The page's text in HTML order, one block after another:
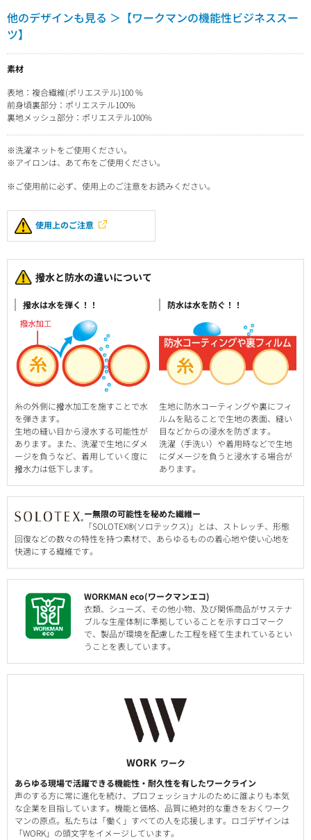
他のデザインも見る ＞【ワークマンの機能性ビジネススー
ツ】
素材
表地：複合繊維(ポリエステル)100 %
前身頃裏部分：ポリエステル100%
裏地メッシュ部分：ポリエステル100%
※洗濯ネットをご使用ください。
※アイロンは、あて布をご使用ください。
※ご使用前に必ず、使用上のご注意をお読みください。
使用上のご注意
撥水と防水の違いについて
撥水は水を弾く！！
糸の外側に撥水加工を施すことで水
を弾きます。
生地の縫い目から浸水する可能性が
あります。また、洗濯で生地にダメ
ージを負うなど、着用していく度に
撥水力は低下します。
防水は水を防ぐ！！
生地に防水コーティングや裏にフィ
ルムを貼ることで生地の表面、縫い
目などからの浸水を防ぎます。
洗濯（手洗い）や着用時などで生地
にダメージを負うと浸水する場合が
あります。
ー無限の可能性を秘めた繊維ー
「SOLOTEX®(ソロテックス)」とは、ストレッチ、形態
回復などの数々の特性を持つ素材で、あらゆるものの着心地や使い心地を
快適にする繊維です。
WORKMAN eco(ワークマンエコ)
衣類、シューズ、その他小物、及び関係商品がサステナ
ブルな生産体制に準拠していることを示すロゴマーク
で、製品が環境を配慮した工程を経て生まれているとい
うことを表しています。
WORK ワーク
あらゆる現場で活躍できる機能性・耐久性を有したワークライン
声のする方に常に進化を続け、プロフェッショナルのために誰よりも本気
な企業を目指しています。機能と価格、品質に絶対的な重きをおくワーク
マンの原点。私たちは「働く」すべての人を応援します。ロゴデザインは
「WORK」の頭文字をイメージしています。